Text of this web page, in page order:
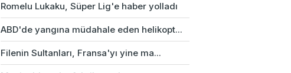
Romelu Lukaku, Süper Lig'e haber yolladı
ABD'de yangına müdahale eden helikopt...
Filenin Sultanları, Fransa'yı yine ma...